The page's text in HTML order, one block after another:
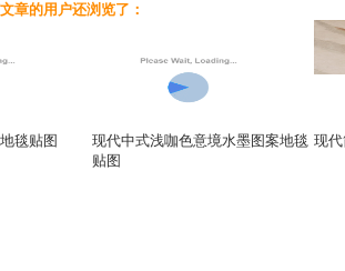
章的用户还浏览了：
毯贴图
现代中式浅咖色意境水墨图案地毯
贴图
现